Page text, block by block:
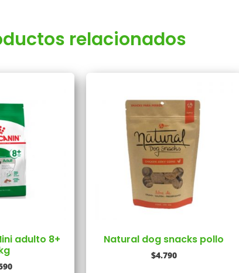
relacionados
adulto 8+
Natural dog snacks pollo
$4.790